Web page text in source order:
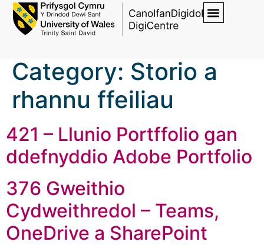
Category: Storio a
rhannu ffeiliau
421 – Llunio Portffolio gan
ddefnyddio Adobe Portfolio
376 Gweithio
Cydweithredol – Teams,
OneDrive a SharePoint